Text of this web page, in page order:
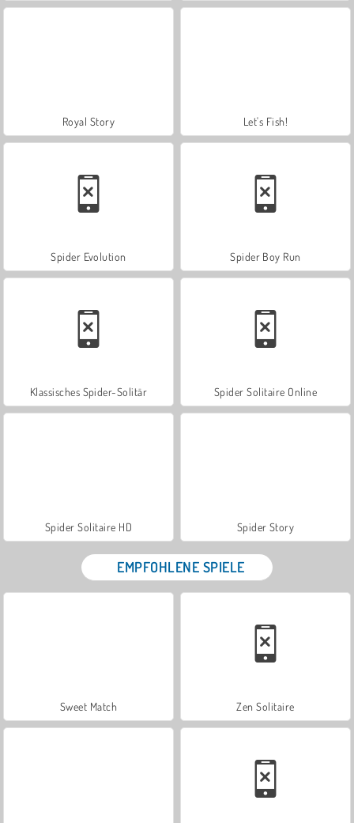
Royal Story Let's Fish!
Spider Evolution Spider Boy Run
Klassisches Spider-Solitär Spider Solitaire Online
Spider Solitaire HD Spider Story
EMPFOHLENE SPIELE
Sweet Match Zen Solitaire